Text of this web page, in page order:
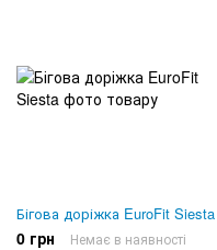
Бігова доріжка EuroFit Siesta
0 грн Немає в наявності